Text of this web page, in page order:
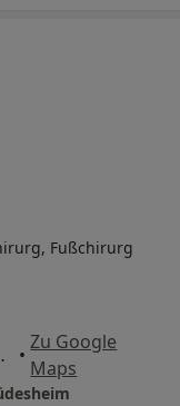
Fußchirurg
Rhein •
Zu Google
Maps